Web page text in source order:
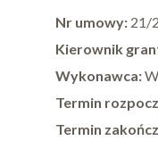
Nr umowy: 21/
Kierownik
Wykonawca:
Termin
Termin